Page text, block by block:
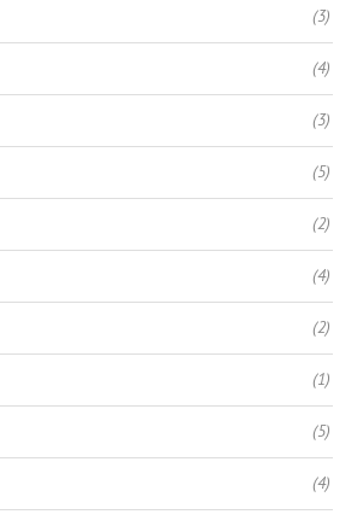
(3)
(4)
(3)
(5)
(2)
(4)
(2)
(1)
(5)
(4)